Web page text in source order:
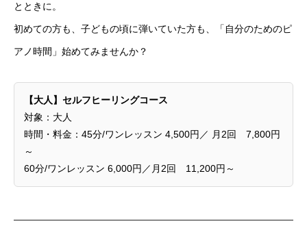
とときに。
初めての方も、子どもの頃に弾いていた方も、「自分のためのピ
アノ時間」始めてみませんか？
【大人】セルフヒーリングコース
対象：大人
時間・料金：45分/ワンレッスン 4,500円／ 月2回 7,800円
～
60分/ワンレッスン 6,000円／月2回 11,200円～